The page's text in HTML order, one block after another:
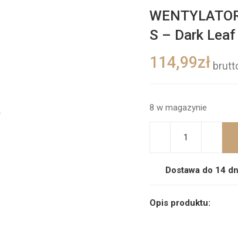
S – Dark Leaf
114,99zł
8 w magazynie
Dostawa do 14
Opis produktu: